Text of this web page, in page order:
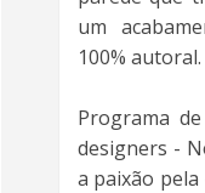
um
100% autoral.
Programa
designers -
a paixão